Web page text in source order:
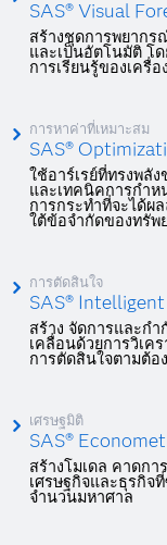
SAS® Visual
สร้างชุดการพยากร
และเป็นอัตโนมัติ โ
การเรียนรู้ของเครื่อ
การหาค่าที่เหมาะสม
SAS®
ใช้อาร์เรย์ที่ทรงพลั
และเทคนิคการกำห
การกระทำที่จะได้
ใต้ข้อจำกัดของทรัพ
การตัดสินใจ
SAS®
สร้าง จัดการและก
เคลื่อนด้วยการวิเค
การตัดสินใจตามต้อ
เศรษฐมิติ
SAS®
สร้างโมเดล คาดก
เศรษฐกิจและธุรกิจ
จำนวนมหาศาล